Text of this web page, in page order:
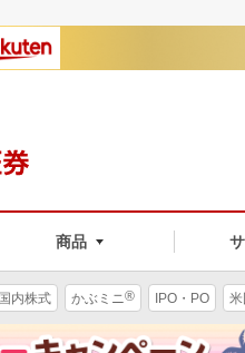
商品
国内株式 かぶミニ® IPO・PO